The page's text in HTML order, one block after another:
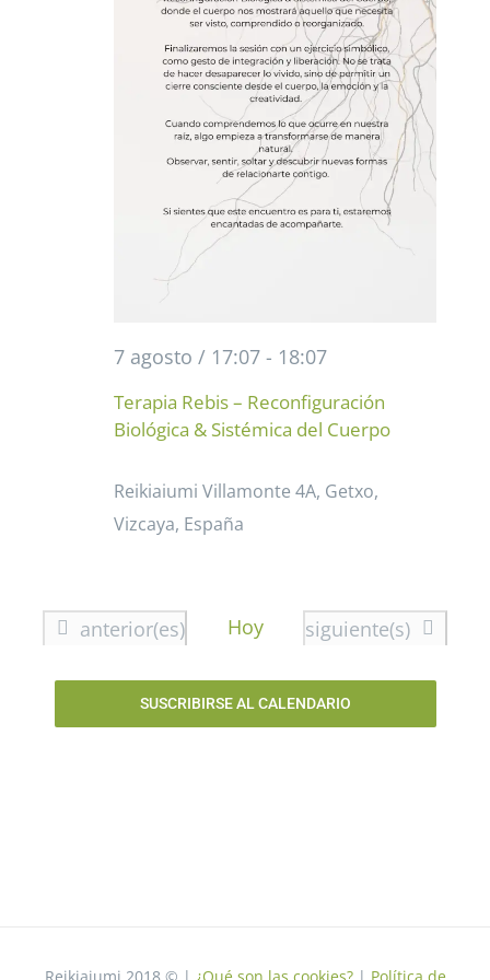
Terapia Rebis – Reconfiguración
Biológica & Sistémica del Cuerpo
7 agosto / 17:07- 18:07
Reikiaiumi Villamonte 4A, Getxo,
Vizcaya, España
Eventos
anterior(es) Hoy Eventos
siguiente(s)
SUSCRIBIRSE AL CALENDARIO